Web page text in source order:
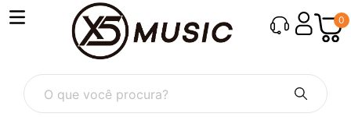
0
O que você procura?